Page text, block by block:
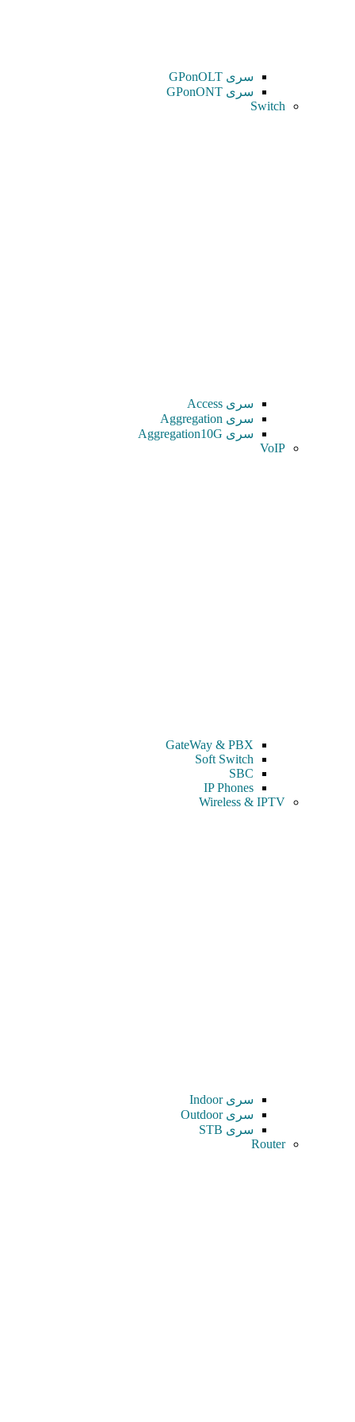
سری GPonOLT
سری GPonONT
Switch
سری Access
سری Aggregation
سری Aggregation10G
VoIP
GateWay & PBX
Soft Switch
SBC
IP Phones
Wireless & IPTV
سری Indoor
سری Outdoor
سری STB
Router